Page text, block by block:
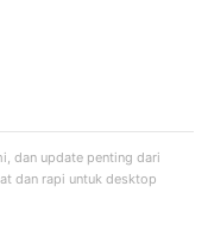
dan update penting dari
dan rapi untuk desktop